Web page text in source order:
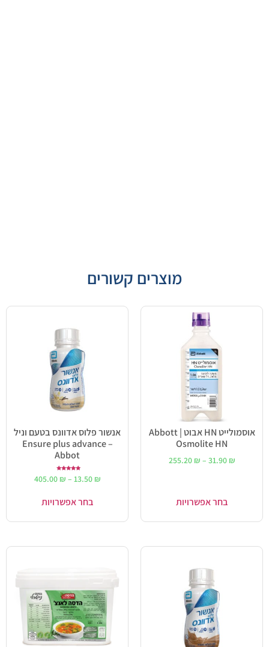
מוצרים קשורים
אוסמולייט HN אבוט | Abbott
Osmolite HN
31.90 ₪
–
255.20 ₪
בחר אפשרויות
אנשור פלוס אדוונס בטעם וניל
– Ensure plus advance
Abbot
5.00 13.50 ₪
–
405.00 ₪
בחר אפשרויות